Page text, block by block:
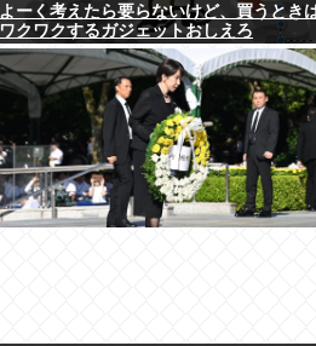
よーく考えたら要らないけど、買うとき
ワクワクするガジェットおしえろ